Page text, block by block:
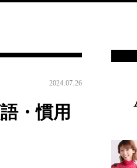
2024.07.26
・慣用